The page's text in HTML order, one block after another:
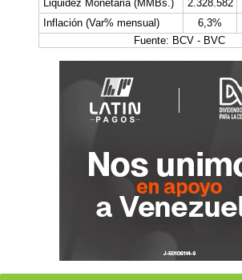
Liquidez Monetaria (MMBs.)
2.328.582
Inflación (Var% mensual)
6,3%
Fuente: BCV - BVC